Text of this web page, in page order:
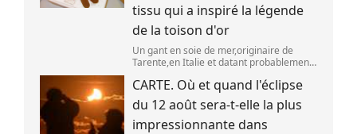
tissu qui a inspiré la légende
de la toison d'or
Un gant en soie de mer,originaire de
Tarente,en Italie et datant probablement
JOHN HILL)
CARTE. Où et quand l'éclipse
du 12 août sera-t-elle la plus
impressionnante dans